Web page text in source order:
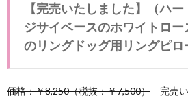
ング
ピロ
ー）
販売
リン
【完売いたしました】（ハ
ジサイベースのホワイトロ
のリングドッグ用リングピロ
価格：￥8,250（税抜：￥7,500） 完売